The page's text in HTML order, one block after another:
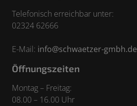
Telefonisch erreichbar unter:
02324 62666
E-Mail: info@schwaetzer-gmbh.de
Öffnungszeiten
Montag – Freitag:
08.00 – 16.00 Uhr